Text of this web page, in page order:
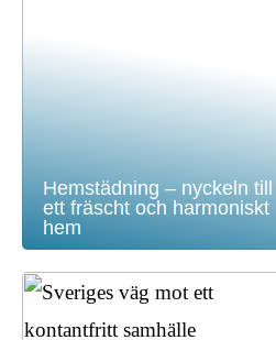
Hemstädning – nyckeln till
ett fräscht och harmoniskt
hem